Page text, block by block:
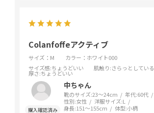
Colanfoffeアクティブ
サイズ：M
カラー：ホワイト000
サイズ感:ちょうどいい 肌触り:さらっとしている
厚さ:ちょうどいい
中ちゃん
靴のサイズ:23～24cm 年代:60代
性別:女性 洋服サイズ:L
身長:151～155cm 体型:小柄